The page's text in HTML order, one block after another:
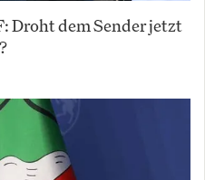
Droht dem Sender jetzt